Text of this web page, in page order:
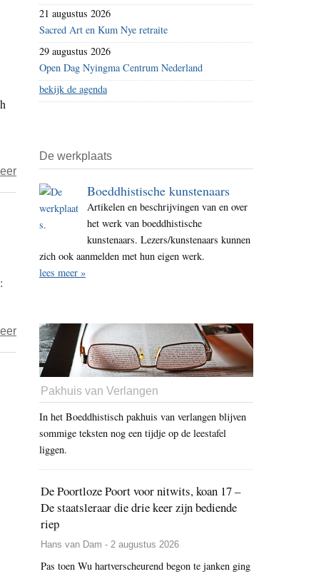
Leegte
liefde
over
Gehechtheid
regels
silabbata
paramasa
ditthi)
over
Amorror
vacui
21 augustus 2026
Sacred Art en Kum Nye retraite
29 augustus 2026
Open Dag Nyingma Centrum Nederland
bekijk de agenda
De werkplaats
Boeddhistische kunstenaars
Artikelen en beschrijvingen van en over
het werk van boeddhistische
kunstenaars. Lezers/kunstenaars kunnen
zich ook aanmelden met hun eigen werk.
lees meer »
Pakhuis van Verlangen
In het Boeddhistisch pakhuis van verlangen blijven
sommige teksten nog een tijdje op de leestafel
liggen.
De Poortloze Poort voor nitwits, koan 17 –
De staatsleraar die drie keer zijn bediende
riep
Hans van Dam - 2 augustus 2026
Pas toen Wu hartverscheurend begon te janken ging